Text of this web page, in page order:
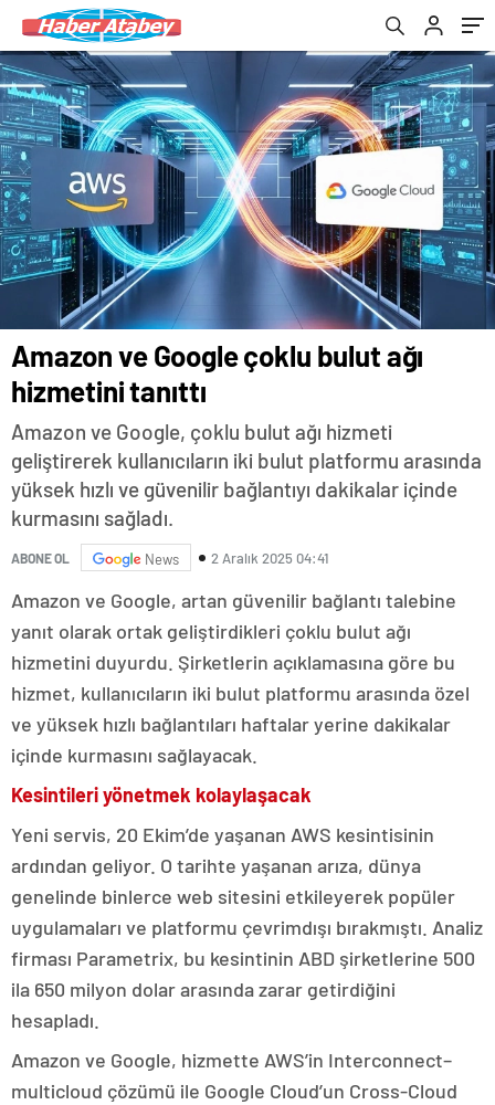
Amazon ve Google çoklu bulut ağı
hizmetini tanıttı
Amazon ve Google, çoklu bulut ağı hizmeti
geliştirerek kullanıcıların iki bulut platformu arasında
yüksek hızlı ve güvenilir bağlantıyı dakikalar içinde
kurmasını sağladı.
ABONE OL News 2 Aralık 2025 04:41
Amazon ve Google, artan güvenilir bağlantı talebine
yanıt olarak ortak geliştirdikleri çoklu bulut ağı
hizmetini duyurdu. Şirketlerin açıklamasına göre bu
hizmet, kullanıcıların iki bulut platformu arasında özel
ve yüksek hızlı bağlantıları haftalar yerine dakikalar
içinde kurmasını sağlayacak.
Kesintileri yönetmek kolaylaşacak
Yeni servis, 20 Ekim’de yaşanan AWS kesintisinin
ardından geliyor. O tarihte yaşanan arıza, dünya
genelinde binlerce web sitesini etkileyerek popüler
uygulamaları ve platformu çevrimdışı bırakmıştı. Analiz
firması Parametrix, bu kesintinin ABD şirketlerine 500
ila 650 milyon dolar arasında zarar getirdiğini
hesapladı.
Amazon ve Google, hizmette AWS’in Interconnect–
multicloud çözümü ile Google Cloud’un Cross-Cloud